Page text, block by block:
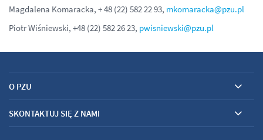
Magdalena Komaracka, + 48 (22) 582 22 93, mkomaracka@pzu.pl
Piotr Wiśniewski, +48 (22) 582 26 23, pwisniewski@pzu.pl
O PZU
SKONTAKTUJ SIĘ Z NAMI